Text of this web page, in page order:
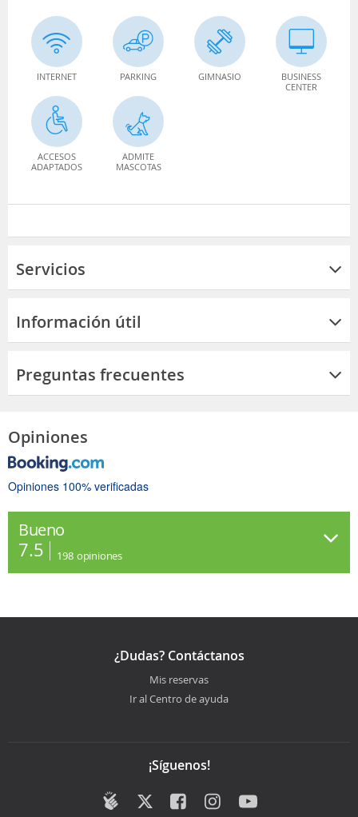
INTERNET PARKING GIMNASIO
BUSINESS
CENTER
ACCESOS
ADAPTADOS
ADMITE
MASCOTAS
Servicios
Información útil
Preguntas frecuentes
Opiniones
Opiniones 100% verificadas
Bueno
7.5 198 opiniones
¿Dudas? Contáctanos
Mis reservas
Ir al Centro de ayuda
¡Síguenos!